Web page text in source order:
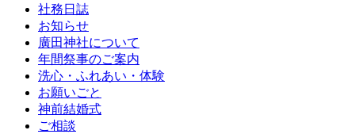
社務日誌
お知らせ
廣田神社について
年間祭事のご案内
洗心・ふれあい・体験
お願いごと
神前結婚式
ご相談